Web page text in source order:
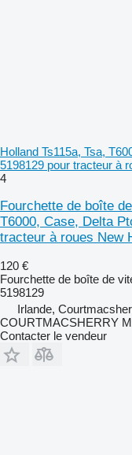
Holland Ts115a, Tsa,
5198129 pour tracteur à
4
Fourchette de boîte
T6000, Case, Delta
tracteur à roues New
120 €
Fourchette de boîte de
5198129
Irlande,
COURTMACSHERRY
Contacter le vendeur